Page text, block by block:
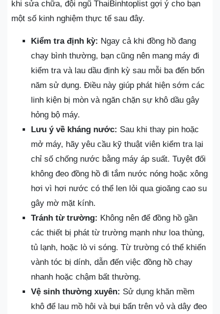
khi sửa chữa, đội ngũ ThaiBinhtoplist gợi ý cho bạn
một số kinh nghiệm thực tế sau đây.
Kiểm tra định kỳ: Ngay cả khi đồng hồ đang
chạy bình thường, bạn cũng nên mang máy đi
kiểm tra và lau dầu định kỳ sau mỗi ba đến bốn
năm sử dụng. Điều này giúp phát hiện sớm các
linh kiện bị mòn và ngăn chặn sự khô dầu gây
hỏng bộ máy.
Lưu ý về kháng nước: Sau khi thay pin hoặc
mở máy, hãy yêu cầu kỹ thuật viên kiểm tra lại
chỉ số chống nước bằng máy áp suất. Tuyệt đối
không đeo đồng hồ đi tắm nước nóng hoặc xông
hơi vì hơi nước có thể len lỏi qua gioăng cao su
gây mờ mặt kính.
Tránh từ trường: Không nên để đồng hồ gần
các thiết bị phát từ trường mạnh như loa thùng,
tủ lạnh, hoặc lò vi sóng. Từ trường có thể khiến
vành tóc bị dính, dẫn đến việc đồng hồ chạy
nhanh hoặc chậm bất thường.
Vệ sinh thường xuyên: Sử dụng khăn mềm
khô để lau mồ hôi và bụi bẩn trên vỏ và dây đeo